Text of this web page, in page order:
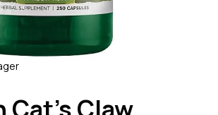
Cat's Claw